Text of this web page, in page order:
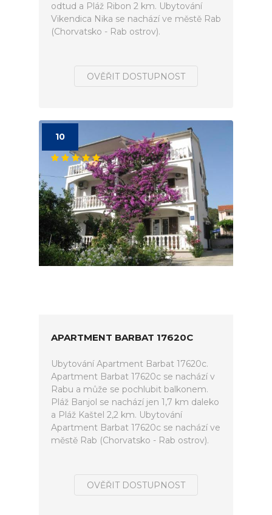
odtud a Pláž Ribon 2 km. Ubytování
Vikendica Nika se nachází ve městě Rab
(Chorvatsko - Rab ostrov).
OVĚŘIT DOSTUPNOST
10
APARTMENT BARBAT 17620C
Ubytování Apartment Barbat 17620c.
Apartment Barbat 17620c se nachází v
Rabu a může se pochlubit balkonem.
Pláž Banjol se nachází jen 1,7 km daleko
a Pláž Kaštel 2,2 km. Ubytování
Apartment Barbat 17620c se nachází ve
městě Rab (Chorvatsko - Rab ostrov).
OVĚŘIT DOSTUPNOST